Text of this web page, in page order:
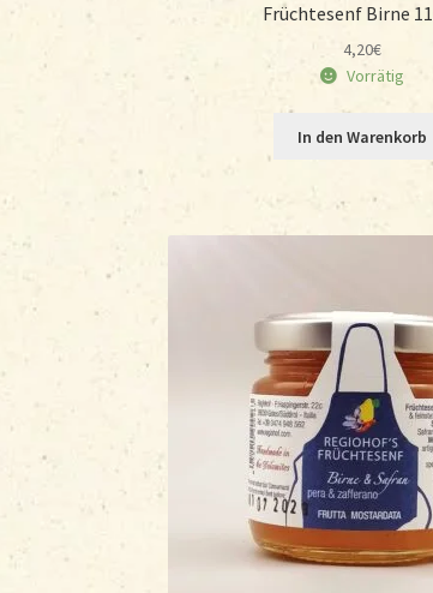
Früchtesenf Birne
4,20€
Vorrätig
In den Warenkorb